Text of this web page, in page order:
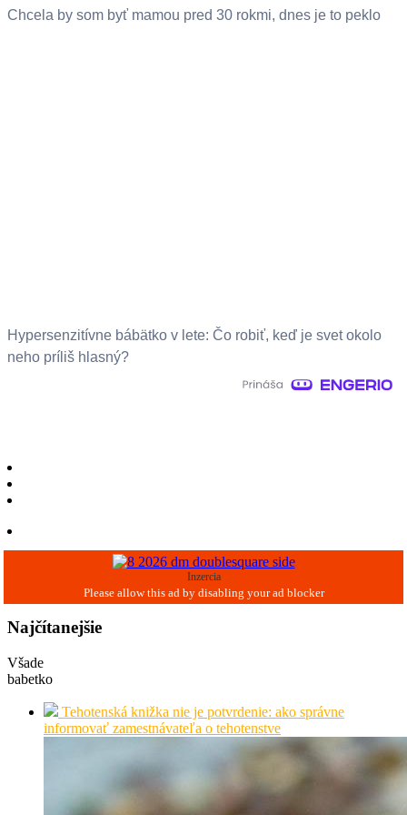
Chcela by som byť mamou pred 30 rokmi, dnes je to peklo
Hypersenzitívne bábätko v lete: Čo robiť, keď je svet okolo
neho príliš hlasný?
Inzercia
Najčítanejšie
Všade
babetko
Tehotenská knižka nie je potvrdenie: ako správne
informovať zamestnávateľa o tehotenstve